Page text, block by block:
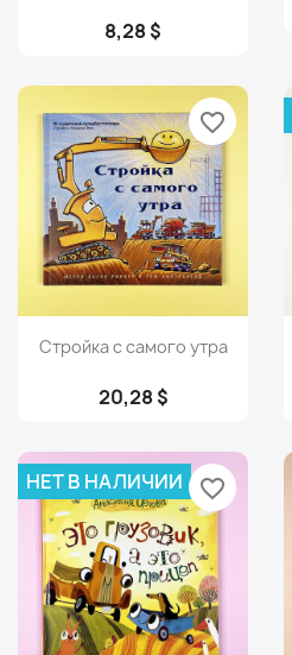
8,28 $
Просмотр
Стройка с самого утра
20,28 $
favorite_border
НЕТ В НАЛИЧИИ favorite_border